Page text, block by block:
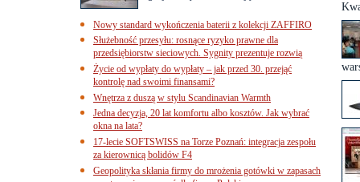
Nowy standard wykończenia baterii z kolekcji ZAFFIRO
Służebność przesyłu: rosnące ryzyko prawne dla
przedsiębiorstw sieciowych. Sygnity prezentuje rozwią
Życie od wypłaty do wypłaty – jak przed 30. przejąć
kontrolę nad swoimi finansami?
Wnętrza z duszą w stylu Scandinavian Warmth
Jedna decyzja, 20 lat komfortu albo kosztów. Jak wybrać
okna na lata?
17-lecie SOFTSWISS na Torze Poznań: integracja zespołu
za kierownicą bolidów F4
Geopolityka skłania firmy do mrożenia gotówki w zapasach